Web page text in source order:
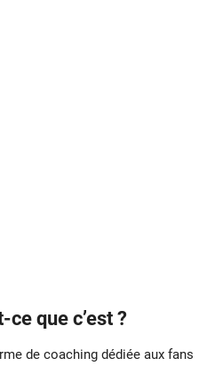
ce que c’est ?
de coaching dédiée aux fans